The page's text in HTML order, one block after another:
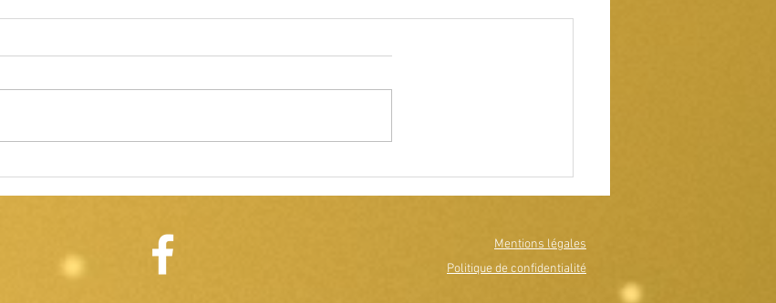
Les 5 gars
Très très éveillés !
Mentions légales
Politique de confidentialité